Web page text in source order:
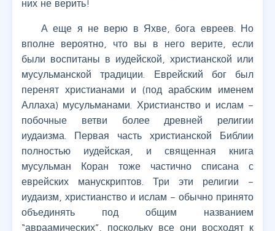
них не верить!
А еще я не верю в Яхве, бога евреев. Но
вполне вероятно, что вы в него верите, если
были воспитаны в иудейской, христианской или
мусульманской традиции. Еврейский бог был
перенят христианами и (под арабским именем
Аллаха) мусульманами. Христианство и ислам –
побочные ветви более древней религии
иудаизма. Первая часть христианской Библии
полностью иудейская, и священная книга
мусульман Коран тоже частично списана с
еврейских манускриптов. Три эти религии –
иудаизм, христианство и ислам – обычно принято
объединять под общим названием
“авраамических”, поскольку все они восходят к